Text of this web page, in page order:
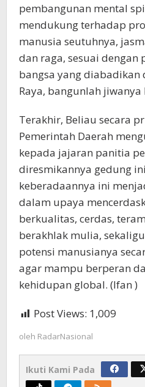
pembangunan mental
mendukung terhadap
manusia seutuhnya,
dan raga, sesuai dengan
bangsa yang diabadikan
Raya, bangunlah
Terakhir, Beliau secara
Pemerintah Daerah
kepada jajaran panitia
diresmikannya gedung
keberadaannya ini
dalam upaya
berkualitas, cerdas,
berakhlak mulia,
potensi manusianya
agar mampu berperan
kehidupan global. (Ifan )
Post Views: 1,009
oleh RadarNasional
Ikuti Kami Pada